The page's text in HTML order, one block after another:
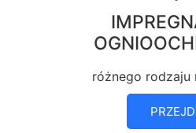
różnego rodzaju